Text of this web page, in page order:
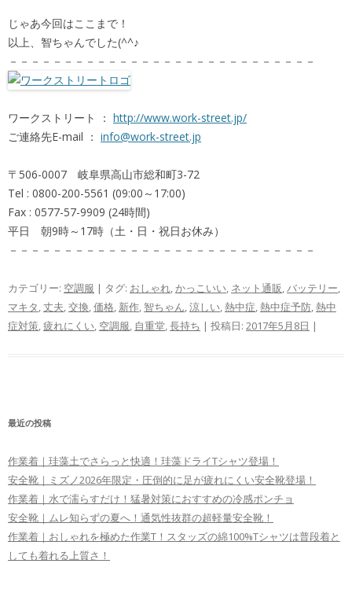
じゃあ今回はここまで！
以上、智ちゃんでした(^^♪
－－－－－－－－－－－－－－－－－－－－－－－－－－－－
ワークストリート ： http://www.work-street.jp/
ご連絡先E-mail ： info@work-street.jp
〒506-0007 岐阜県高山市総和町3-72
Tel : 0800-200-5561 (09:00～17:00)
Fax : 0577-57-9909 (24時間)
平日 朝9時～17時（土・日・祝日お休み）
－－－－－－－－－－－－－－－－－－－－－－－－－－－－
カテゴリー: 空調服 | タグ: おしゃれ かっこいい ネット通販 バッテリー
マキタ 丈夫 交換 価格 新作 智ちゃん 涼しい 熱中症 熱中症予防 熱中
症対策 疲れにくい 空調服 自重堂 長持ち | 投稿日: 2017年5月8日 |
最近の投稿
作業着｜珪藻土でさらっと快適！珪藻ドライTシャツ登場！
安全靴｜ミズノ2026年限定・圧倒的に足が疲れにくい安全靴登場！
作業着｜水で濡らすだけ！猛暑対策におすすめの冷感ポンチョ
安全靴｜ムレ知らずの夏へ！通気性抜群の超軽量安全靴！
作業着｜おしゃれを極めた作業T！スタッズの綿100%Tシャツは普段着と
しても着れる上質さ！